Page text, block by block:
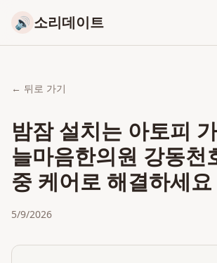
🔊 소리데이트
← 뒤로 가기
밤잠 설치는 아토피
늘마음한의원 강동천
중 케어로 해결하세요
5/9/2026